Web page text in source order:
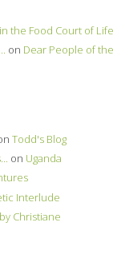
the Food Court of Life
on Dear People of the
Todd's Blog
on Uganda
Interlude
Christiane